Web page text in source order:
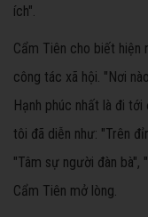
ích".
Cẩm Tiên cho biết hiện
công tác xã hội. "Nơi
Hạnh phúc nhất là đi
tôi đã diễn như: "Trên
"Tâm sự người đàn bà",
Cẩm Tiên mở lòng.